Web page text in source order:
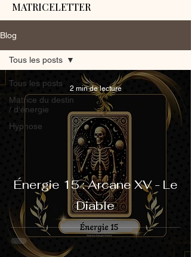
MATRICELETTER
Blog
Tous les posts
Matrice du destin
/ d'énergie
Hypnose
Tous les posts
Énergie 15 : Arcane XV - Le
Diable
2 min de lecture